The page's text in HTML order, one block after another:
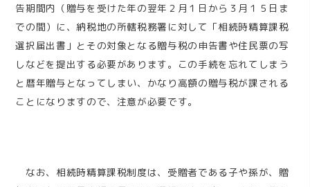
告期間内（贈与を受けた年の翌年２月１日から３月１５日ま
での間）に、納税地の所轄税務署に対して「相続時精算課税
選択届出書」とその対象となる贈与税の申告書や住民票の写
しなどを提出する必要があります。この手続を忘れてしまう
と暦年贈与となってしまい、かなり高額の贈与税が課される
ことになりますので、注意が必要です。
なお、相続時精算課税制度は、受贈者である子や孫が、贈